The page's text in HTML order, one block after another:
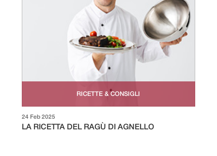
RICETTE & CONSIGLI
LA RICETTA DEL RAGÙ DI AGNELLO
24 Feb 2025